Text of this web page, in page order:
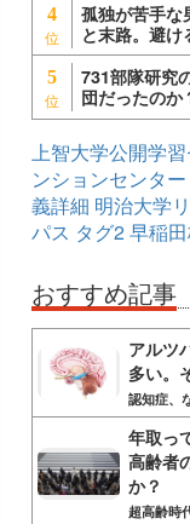
4
孤独が苦手な
と末路。避け
5
731部隊研究
団だったのか
上智大学公開学
ンションセンター
義詳細 明治大学
パス タグ2早稲
おすすめ記事
アルツ
多い。
認知症、
年取っ
高齢者
か？
超高齢時